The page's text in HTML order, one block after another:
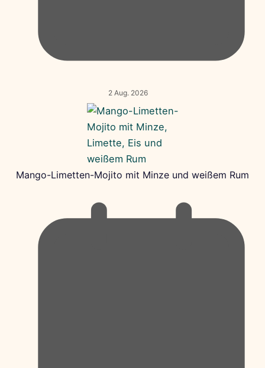
2 Aug. 2026
Mango-Limetten-Mojito mit Minze und weißem Rum